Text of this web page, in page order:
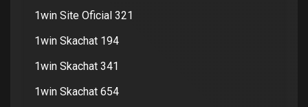
1win Site Oficial 321
1win Skachat 194
1win Skachat 341
1win Skachat 654